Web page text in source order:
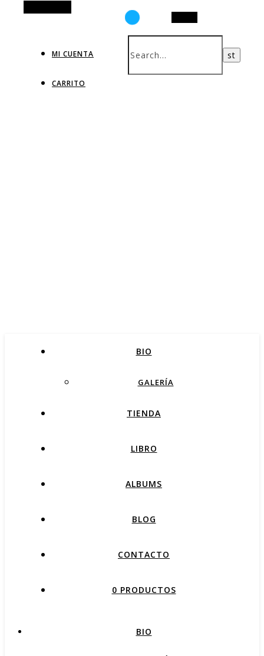
MI CUENTA
CARRITO
BIO
GALERÍA
TIENDA
LIBRO
ALBUMS
BLOG
CONTACTO
0 PRODUCTOS
BIO